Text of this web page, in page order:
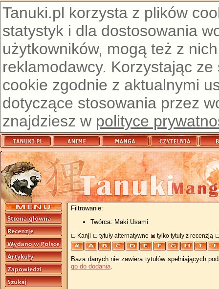
Tanuki.pl korzysta z plików
statystyk i dla dostosowania
użytkowników, mogą też z
reklamodawcy. Korzystając
cookie zgodnie z aktualnymi
dotyczące stosowania przez
znajdziesz w polityce
Filtrowanie:
Twórca: Maki Usami
Kanji tytuły alternatywne tylko tytuły z recenzją
Baza danych nie zawiera tytułów spełniających
go do dodania.